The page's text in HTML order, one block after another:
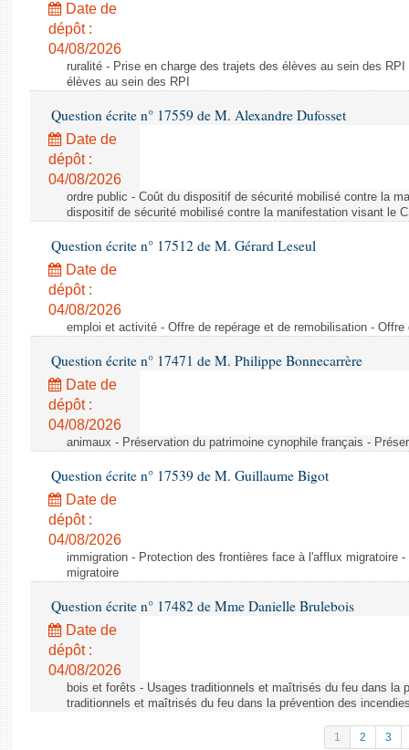
Date de
dépôt :
04/08/2026
ruralité - Prise en charge des trajets des élèves au sein des
élèves au sein des RPI
Question écrite n° 17559 de M. Alexandre Dufosset
Date de
dépôt :
04/08/2026
ordre public - Coût du dispositif de sécurité mobilisé contre la
dispositif de sécurité mobilisé contre la manifestation visant le
Question écrite n° 17512 de M. Gérard Leseul
Date de
dépôt :
04/08/2026
emploi et activité - Offre de repérage et de remobilisation -
Question écrite n° 17471 de M. Philippe Bonnecarrère
Date de
dépôt :
04/08/2026
animaux - Préservation du patrimoine cynophile français -
Question écrite n° 17539 de M. Guillaume Bigot
Date de
dépôt :
04/08/2026
immigration - Protection des frontières face à l'afflux migratoire
migratoire
Question écrite n° 17482 de Mme Danielle Brulebois
Date de
dépôt :
04/08/2026
bois et forêts - Usages traditionnels et maîtrisés du feu dans la
traditionnels et maîtrisés du feu dans la prévention des
1 2 3